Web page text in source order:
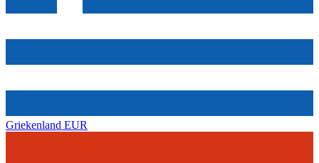
Griekenland EUR